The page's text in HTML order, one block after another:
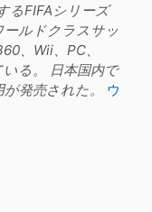
るFIFAシリーズ
ールドクラスサッ
、Wii、PC、
る。 日本国内で
発売された。
ウ